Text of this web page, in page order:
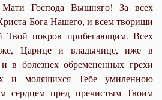
Мати Господа Вышняго! За всех
Бога Нашего, и всем твориши
Твой покров прибегающим. Всех
Царице и владычице, иже в
в болезнех обремененных грехи
и молящихся Тебе умиленною
сердцем пред пречистым Твоим